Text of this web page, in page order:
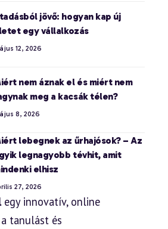
jövő: hogyan kap új
egy vállalkozás
12, 2026
nem áznak el és miért nem
meg a kacsák télen?
8, 2026
lebegnek az űrhajósok? – Az
legnagyobb tévhit, amit
elhisz
27, 2026
egy innovatív, online
tanulást és